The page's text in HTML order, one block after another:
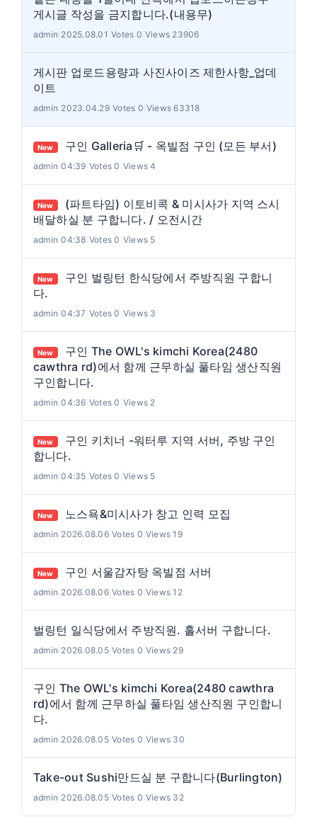
게시글 작성을 금지합니다.(내용무)
admin 2025.08.01 |Votes 0 |Views 23906
게시판 업로드용량과 사진사이즈 제한사항_업데
이트
admin 2023.04.29|Votes 0 |Views 63318
New 구인 Galleria🛒 - 옥빌점 구인 (모든 부서)
admin |04:39 Votes 0 Views 4
New
(파트타임) 이토비콕 & 미시사가 지역 스시
배달하실 분 구합니다. / 오전시간
admin |04:38 Votes 0 Views 5
New
구인 벌링턴 한식당에서 주방직원 구합니
다.
admin |04:37 Votes 0 Views 3
New
구인 The OWL's kimchi Korea(2480
cawthra rd)에서 함께 근무하실 풀타임 생산직원
구인합니다.
admin |04:36 Votes 0 Views 2
New
구인 키치너 -워터루 지역 서버, 주방 구인
합니다.
admin |04:35 Votes 0 Views 5
New 노스욕&미시사가 창고 인력 모집
admin 2026.08.06|Votes 0 |Views 19
New 구인 서울감자탕 옥빌점 서버
admin 2026.08.06|Votes 0 |Views 12
벌링턴 일식당에서 주방직원. 홀서버 구합니다.
admin 2026.08.05|Votes 0 |Views 29
구인 The OWL's kimchi Korea(2480 cawthra
rd)에서 함께 근무하실 풀타임 생산직원 구인합니
다.
admin 2026.08.05|Votes 0 |Views 30
Take-out Sushi만드실 분 구합니다(Burlington)
admin 2026.08.05|Votes 0 |Views 32